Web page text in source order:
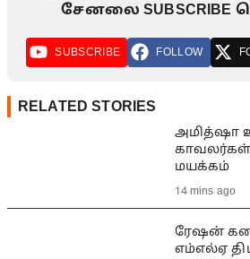
சேனலை SUBSCRIBE
SUBSCRIBE FOLLOW
RELATED STORIES
அமித்ஷா
காவலர்கள்
மயக்கம்
14 mins ago
ரேஷன்
எம்எல்ஏ